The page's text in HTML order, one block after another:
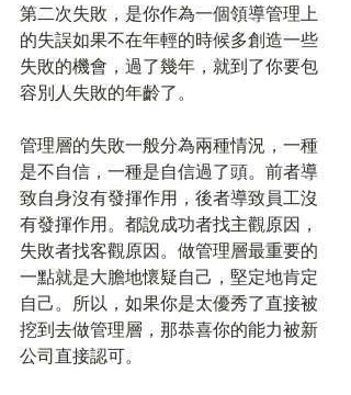
第二次失敗，是你作為一個領導管理上
的失誤如果不在年輕的時候多創造一些
失敗的機會，過了幾年，就到了你要包
容別人失敗的年齡了。
管理層的失敗一般分為兩種情況，一種
是不自信，一種是自信過了頭。前者導
致自身沒有發揮作用，後者導致員工沒
有發揮作用。都說成功者找主觀原因，
失敗者找客觀原因。做管理層最重要的
一點就是大膽地懷疑自己，堅定地肯定
自己。所以，如果你是太優秀了直接被
挖到去做管理層，那恭喜你的能力被新
公司直接認可。